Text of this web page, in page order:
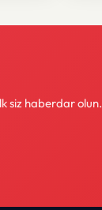
siz haberdar olun.